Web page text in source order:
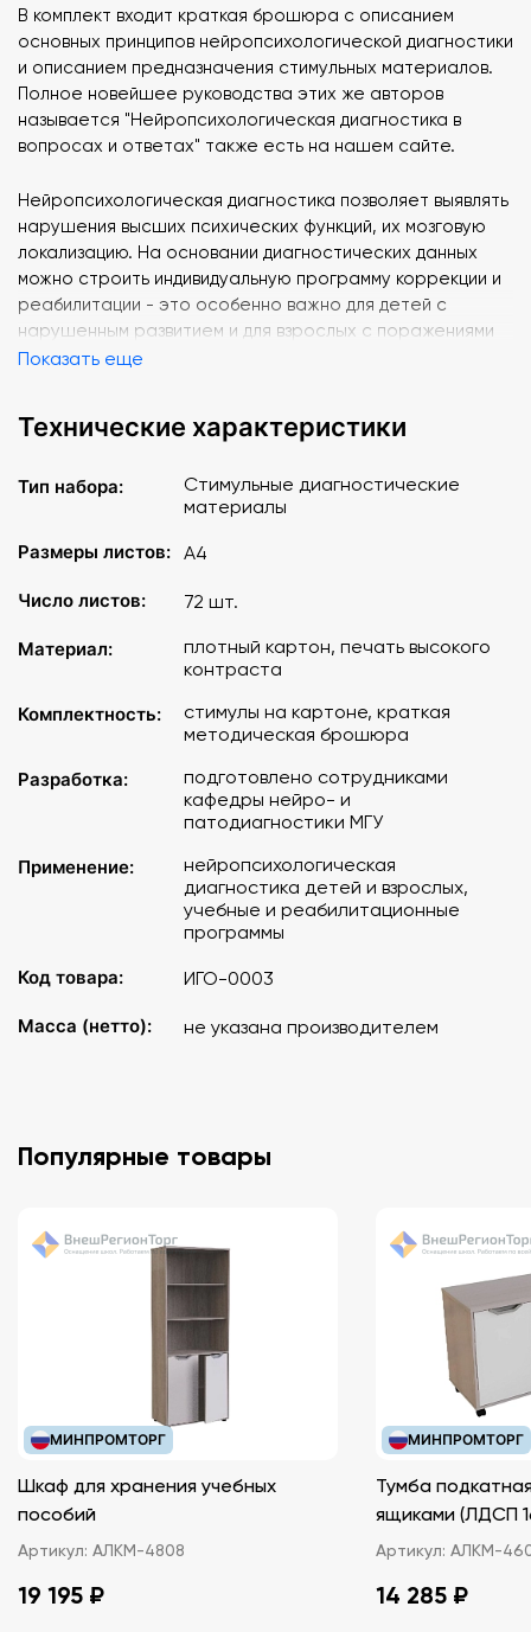
В комплект входит краткая брошюра с описанием
основных принципов нейропсихологической диагностики
и описанием предназначения стимульных материалов.
Полное новейшее руководства этих же авторов
называется "Нейропсихологическая диагностика в
вопросах и ответах" также есть на нашем сайте.
Нейропсихологическая диагностика позволяет выявлять
нарушения высших психических функций, их мозговую
локализацию. На основании диагностических данных
можно строить индивидуальную программу коррекции и
реабилитации - это особенно важно для детей с
нарушенным развитием и для взрослых с поражениями
ЦНС (инсульты, ЧМТ).
диагностические сферы: зрительный гнозис, внимание,
письма, вербальное и пространственное мышление и
др. Предлагаемые материалы являются необходимыми и
базовыми для любого варианта нейропсихологического
исследования.
Стимульные материалы выполнены на плотном
картоне, формат А4, всего 72 листа.
Краткое описание материалов и принципов
Показать еще
Технические характеристики
Тип набора:
Стимульные диагностические
материалы
Размеры листов: A4
Число листов: 72 шт.
Материал:
плотный картон, печать высокого
контраста
Комплектность:
стимулы на картоне, краткая
методическая брошюра
Разработка:
подготовлено сотрудниками
кафедры нейро- и
патодиагностики МГУ
Применение:
нейропсихологическая
диагностика детей и взрослых,
учебные и реабилитационные
программы
Код товара:
ИГО-0003
Масса (нетто): не указана производителем
Популярные товары
МИНПРОМТОРГ
Шкаф для хранения учебных
пособий
Артикул: АЛКМ-4808
19 195 ₽
МИНПРОМТОРГ
Тумба
ящиками
Артикул: АЛКМ-
14 285 ₽